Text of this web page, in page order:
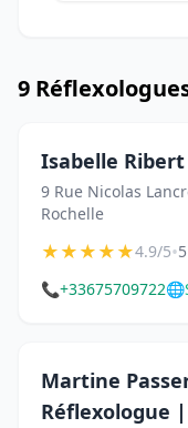
9
Isabelle Ribert
9 Rue Nicolas
Rochelle
★★★★★4.9/5•
📞+33675709722🌐
Martine
Réflexologue